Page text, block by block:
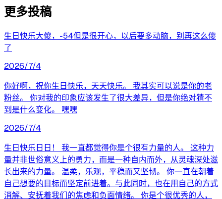
更多投稿
生日快乐大傻，-54但是很开心，以后要多动脑，别再这么傻
了
2026/7/4
你好啊，祝你生日快乐，天天快乐。 我其实可以说是你的老
粉丝。 你对我的印象应该发生了很大差异，但是你绝对猜不
到是什么变化。 嘿嘿
2026/7/4
生日快乐日日！ 我一直都觉得你是个很有力量的人。 这种力
量并非世俗意义上的勇力，而是一种自内而外，从灵魂深处滋
长出来的力量。 温柔，乐观，平稳而又坚韧。 你一直在朝着
自己想要的目标而坚定前进着。与此同时，也在用自己的方式
消解、安抚着我们的焦虑和负面情绪。 你是个很优秀的人，